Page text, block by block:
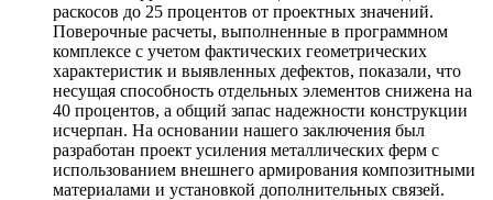
раскосов до 25 процентов от проектных значений.
Поверочные расчеты, выполненные в программном
комплексе с учетом фактических геометрических
характеристик и выявленных дефектов, показали, что
несущая способность отдельных элементов снижена на
40 процентов, а общий запас надежности конструкции
исчерпан. На основании нашего заключения был
разработан проект усиления металлических ферм с
использованием внешнего армирования композитными
материалами и установкой дополнительных связей.